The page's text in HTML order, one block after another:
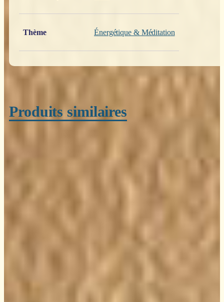
Thème Énergétique & Méditation
Produits similaires